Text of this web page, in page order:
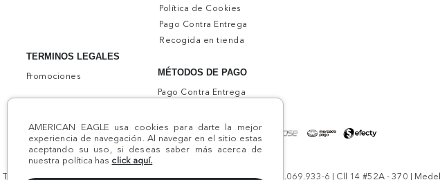
AMERICAN EAGLE usa cookies para darte la mejor
experiencia de navegación. Al navegar en el sitio estas
aceptando su uso, si deseas saber más acerca de
nuestra política has click aquí.
TERMINOS LEGALES
Promociones
Política de Cookies
Pago Contra Entrega
Recogida en tienda
MÉTODOS DE PAGO
Pago Contra Entrega
Todos los derechos reservados AE 2024 | Comodín S.A.S | NIT:800.069.933-6 | Cll 14 #52A - 370 |